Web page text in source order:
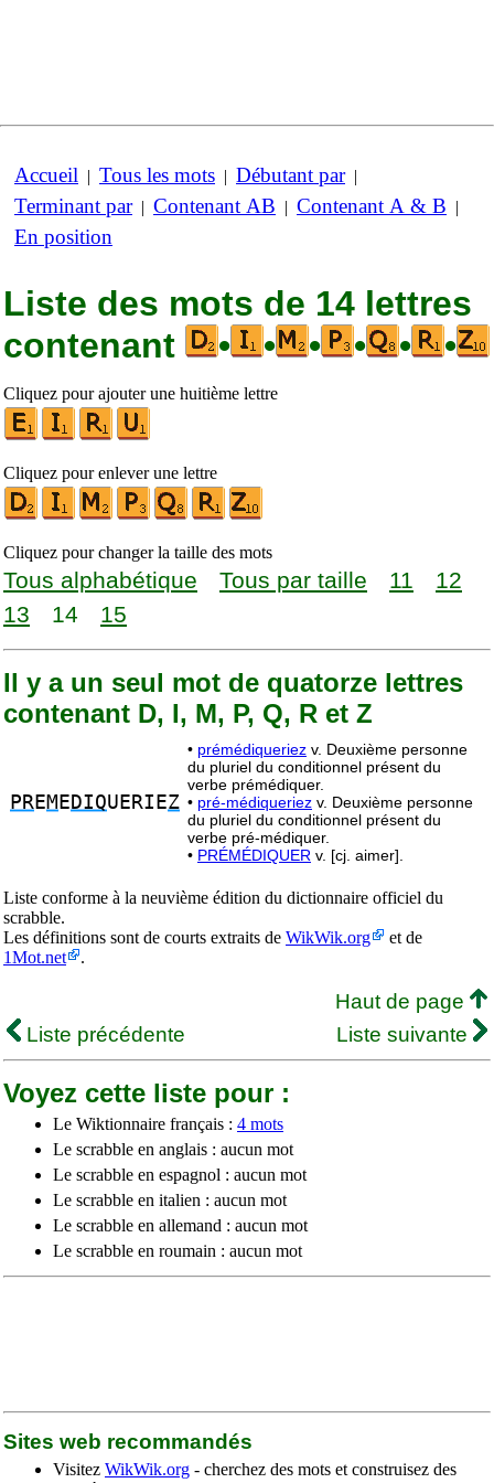
Accueil | Tous les mots | Débutant par|
Terminant par| Contenant AB | Contenant A & B |
En position
Liste des mots de 14 lettres
contenant
• • • • • •
Cliquez pour ajouter une huitième lettre
Cliquez pour enlever une lettre
Cliquez pour changer la taille des mots
Tous alphabétique Tous par taille 11
12
13
14 15
Il y a un seul mot de quatorze lettres
contenant D, I, M, P, Q, R et Z
PREM E DIQUERIEZ
• prémédiqueriez v. Deuxième personne
du pluriel du conditionnel présent du
verbe prémédiquer.
• pré-médiqueriez v. Deuxième personne
du pluriel du conditionnel présent du
verbe pré-médiquer.
• PRÉMÉDIQUER v. [cj. aimer].
Liste conforme à la neuvième édition du dictionnaire officiel du
scrabble.
Les définitions sont de courts extraits de WikWik.org
et de
1Mot.net
.
Haut de page
Liste précédente
Liste suivante
Voyez cette liste pour :
Le Wiktionnaire français : 4 mots
Le scrabble en anglais : aucun mot
Le scrabble en espagnol : aucun mot
Le scrabble en italien : aucun mot
Le scrabble en allemand : aucun mot
Le scrabble en roumain : aucun mot
Sites web recommandés
Visitez WikWik.org - cherchez des mots et construisez des